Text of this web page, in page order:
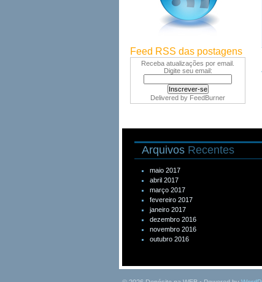
Feed RSS das postagens
Receba atualizações por email.
Digite seu email:
Delivered by FeedBurner
Arquivos Recentes
maio 2017
abril 2017
março 2017
fevereiro 2017
janeiro 2017
dezembro 2016
novembro 2016
outubro 2016